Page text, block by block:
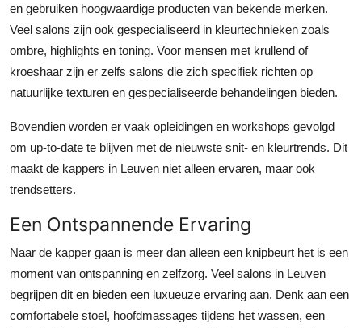
en gebruiken hoogwaardige producten van bekende merken.
Veel salons zijn ook gespecialiseerd in kleurtechnieken zoals
ombre, highlights en toning. Voor mensen met krullend of
kroeshaar zijn er zelfs salons die zich specifiek richten op
natuurlijke texturen en gespecialiseerde behandelingen bieden.
Bovendien worden er vaak opleidingen en workshops gevolgd
om up-to-date te blijven met de nieuwste snit- en kleurtrends. Dit
maakt de kappers in Leuven niet alleen ervaren, maar ook
trendsetters.
Een Ontspannende Ervaring
Naar de kapper gaan is meer dan alleen een knipbeurt het is een
moment van ontspanning en zelfzorg. Veel salons in Leuven
begrijpen dit en bieden een luxueuze ervaring aan. Denk aan een
comfortabele stoel, hoofdmassages tijdens het wassen, een